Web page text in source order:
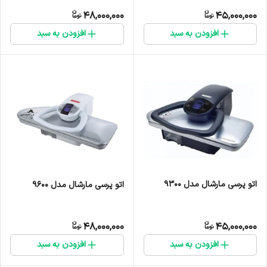
45,000,000
افزودن به سبد
48,000,000
افزودن به سبد
اتو پرسی مارشال مدل 9300
45,000,000
افزودن به سبد
اتو پرسی مارشال مدل 9600
48,000,000
افزودن به سبد